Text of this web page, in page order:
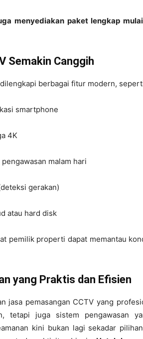
menyediakan paket lengkap
Semakin Canggih
berbagai fitur modern,
smartphone
4K
malam hari
gerakan)
atau hard disk
pemilik properti dapat memantau
yang Praktis dan Efisien
jasa pemasangan CCTV yang
tetapi juga sistem pengawasan
kini bukan lagi sekadar